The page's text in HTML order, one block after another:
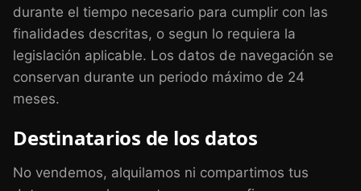
durante el tiempo necesario para cumplir con las
finalidades descritas, o segun lo requiera la
legislación aplicable. Los datos de navegación se
conservan durante un periodo máximo de 24
meses.
Destinatarios de los datos
No vendemos, alquilamos ni compartimos tus